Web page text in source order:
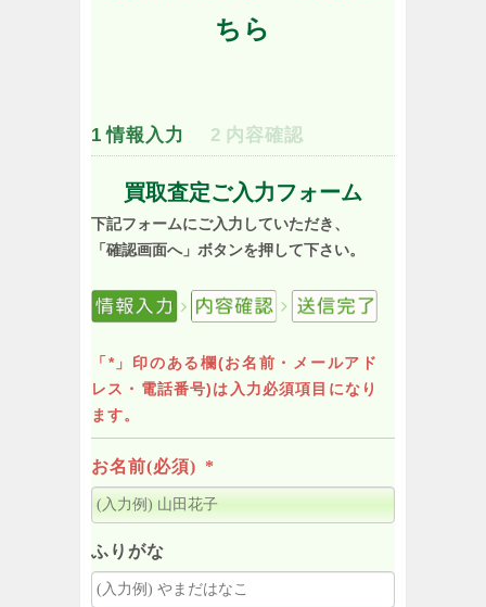
ちら
1 情報入力 2 内容確認
買取査定ご入力フォーム
下記フォームにご入力していただき、
「確認画面へ」ボタンを押して下さい。
「*」印のある欄(お名前・メールアド
レス・電話番号)は入力必須項目になり
ます。
お名前(必須) *
ふりがな